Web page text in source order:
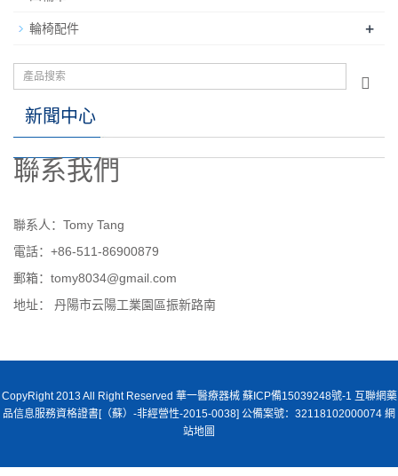
輪椅配件 +
新聞中心
聯系我們
聯系人：Tomy Tang
電話：+86-511-86900879
郵箱：tomy8034@gmail.com
地址： 丹陽市云陽工業園區振新路南
CopyRight 2013 All Right Reserved 華一醫療器械 蘇ICP備15039248號-1 互聯網藥
品信息服務資格證書[（蘇）-非經營性-2015-0038] 公備案號：32118102000074 網
站地圖